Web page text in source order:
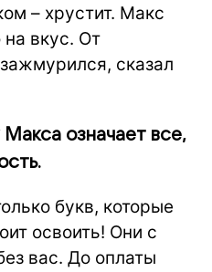
– хрустит. Макс
вкус. От
сказал
Макса означает все,
букв, которые
освоить! Они с
вас. До оплаты